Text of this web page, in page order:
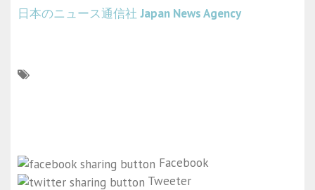
日本のニュース通信社 Japan News Agency
Facebook
Tweeter